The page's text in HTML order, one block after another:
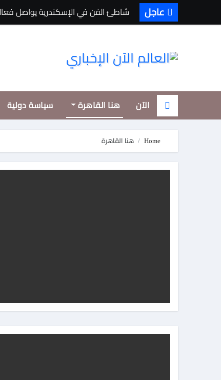
عاجل شاطئ الفن في الإسكندرية يواصل
الآن هنا القاهرة سياسة دولية
Home هنا القاهرة